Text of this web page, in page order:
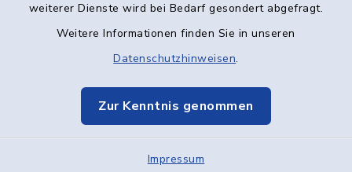
weiterer Dienste wird bei Bedarf gesondert abgefragt.
Weitere Informationen finden Sie in unseren
Datenschutzhinweisen.
Zur Kenntnis genommen
Impressum
Datenschutz
Elektronische Kommunikation
Sitemap